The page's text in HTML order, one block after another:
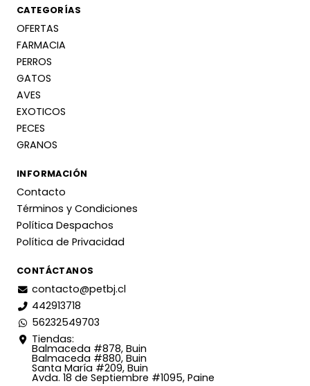
CATEGORÍAS
OFERTAS
FARMACIA
PERROS
GATOS
AVES
EXOTICOS
PECES
GRANOS
INFORMACIÓN
Contacto
Términos y Condiciones
Política Despachos
Política de Privacidad
CONTÁCTANOS
contacto@petbj.cl
442913718
56232549703
Tiendas:
Balmaceda #878, Buin
Balmaceda #880, Buin
Santa María #209, Buin
Avda. 18 de Septiembre #1095, Paine